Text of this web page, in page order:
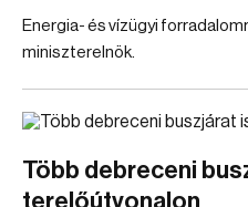
Energia- és vízügyi
miniszterelnök.
Több debreceni
terelőútvonalon